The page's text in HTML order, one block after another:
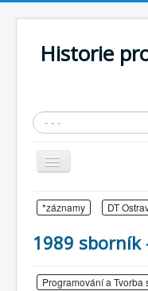
Historie
Vyhledávání...
Přepnout
navigaci
AKTUÁLNÍ NOVINKY
PRŮVODCE EXPOZICÍ
Současnost SW a IT
*záznamy DT
1989 sborník
Programování a Tvorba